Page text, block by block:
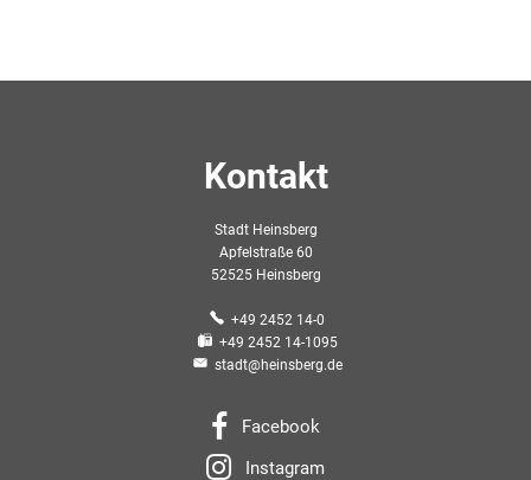
Kontakt
Stadt Heinsberg
Apfelstraße 60
52525 Heinsberg
+49 2452 14-0
+49 2452 14-1095
stadt@heinsberg.de
Facebook
Instagram